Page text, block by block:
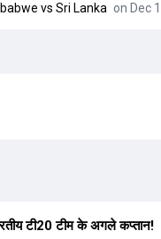
vs Sri Lanka on Dec
टी20 टीम के अगले कप्तान!